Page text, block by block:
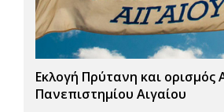
Εκλογή Πρύτανη και
Πανεπιστημίου Αιγαίου